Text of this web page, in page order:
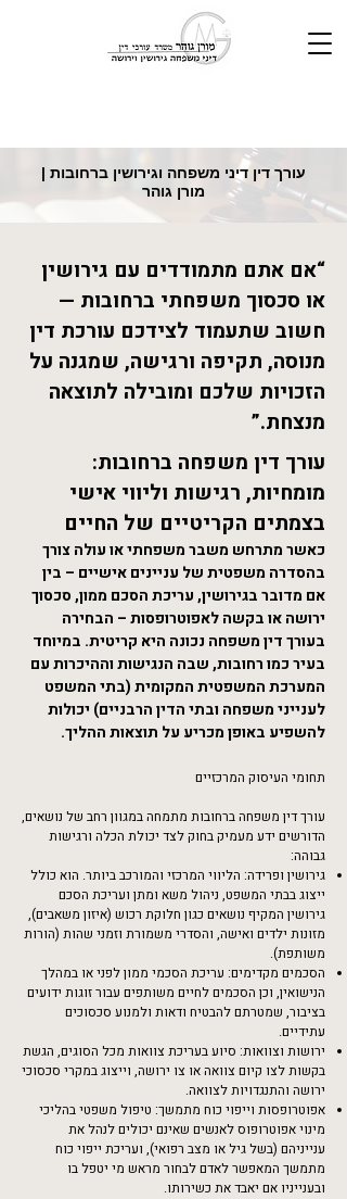
עורך דין דיני משפחה וגירושין ברחובות |
מורן גוהר
“אם אתם מתמודדים עם גירושין
או סכסוך משפחתי ברחובות —
חשוב שתעמוד לצידכם עורכת דין
מנוסה, תקיפה ורגישה, שמגנה על
הזכויות שלכם ומובילה לתוצאה
מנצחת.”
עורך דין משפחה ברחובות:
מומחיות, רגישות וליווי אישי
בצמתים הקריטיים של החיים
כאשר מתרחש משבר משפחתי או עולה צורך
בהסדרה משפטית של עניינים אישיים – בין
אם מדובר בגירושין, עריכת הסכם ממון, סכסוך
ירושה או בקשה לאפוטרופסות – הבחירה
בעורך דין משפחה נכונה היא קריטית. במיוחד
בעיר כמו רחובות, שבה הנגישות וההיכרות עם
המערכת המשפטית המקומית (בתי המשפט
לענייני משפחה ובתי הדין הרבניים) יכולות
להשפיע באופן מכריע על תוצאות ההליך.
תחומי העיסוק המרכזיים
עורך דין משפחה ברחובות מתמחה במגוון רחב של נושאים,
הדורשים ידע מעמיק בחוק לצד יכולת הכלה ורגישות
גבוהה:
גירושין ופרידה: הליווי המרכזי והמורכב ביותר. הוא כולל
ייצוג בבתי המשפט, ניהול משא ומתן ועריכת הסכם
גירושין המקיף נושאים כגון חלוקת רכוש (איזון משאבים),
מזונות ילדים ואישה, והסדרי משמורת וזמני שהות (הורות
משותפת).
הסכמים מקדימים: עריכת הסכמי ממון לפני או במהלך
הנישואין, וכן הסכמים לחיים משותפים עבור זוגות ידועים
בציבור, שמטרתם להבטיח ודאות ולמנוע סכסוכים
עתידיים.
ירושות וצוואות: סיוע בעריכת צוואות מכל הסוגים, הגשת
בקשות לצו קיום צוואה או צו ירושה, וייצוג במקרי סכסוכי
ירושה והתנגדויות לצוואה.
אפוטרופסות וייפוי כוח מתמשך: טיפול משפטי בהליכי
מינוי אפוטרופוס לאנשים שאינם יכולים לנהל את
ענייניהם (בשל גיל או מצב רפואי), ועריכת ייפוי כוח
מתמשך המאפשר לאדם לבחור מראש מי יטפל בו
ובענייניו אם יאבד את כשירותו.